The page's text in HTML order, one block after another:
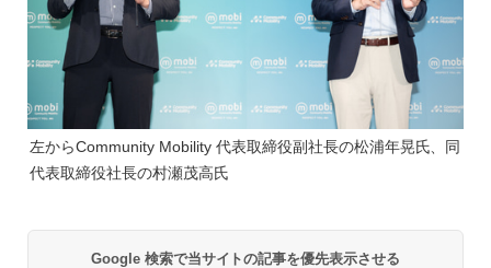
左からCommunity Mobility 代表取締役副社長の松浦年晃氏、同
代表取締役社長の村瀬茂高氏
Google 検索で当サイトの記事を優先表示させる